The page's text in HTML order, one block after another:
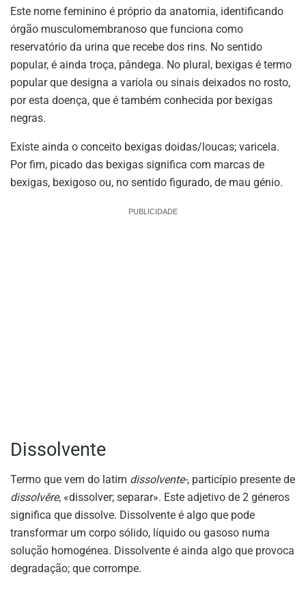
Este nome feminino é próprio da anatomia, identificando
órgão musculomembranoso que funciona como
reservatório da urina que recebe dos rins. No sentido
popular, é ainda troça, pândega. No plural, bexigas é termo
popular que designa a varíola ou sinais deixados no rosto,
por esta doença, que é também conhecida por bexigas
negras.
Existe ainda o conceito bexigas doidas/loucas; varicela.
Por fim, picado das bexigas significa com marcas de
bexigas, bexigoso ou, no sentido figurado, de mau génio.
PUBLICIDADE
Dissolvente
Termo que vem do latim dissolvente-, particípio presente de
dissolvĕre, «dissolver; separar». Este adjetivo de 2 géneros
significa que dissolve. Dissolvente é algo que pode
transformar um corpo sólido, líquido ou gasoso numa
solução homogénea. Dissolvente é ainda algo que provoca
degradação; que corrompe.